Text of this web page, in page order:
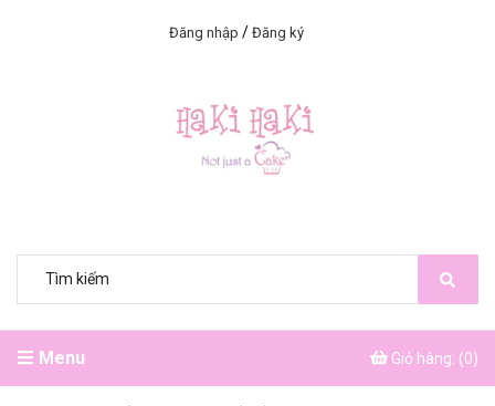
Đăng nhập / Đăng ký
Menu Giỏ hàng: (0)